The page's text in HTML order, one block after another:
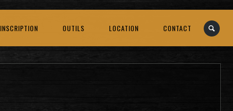
INSCRIPTION OUTILS LOCATION CONTACT